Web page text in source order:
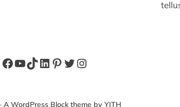
Facebook
YouTube
TikTok
LinkedIn
Pinterest
Twitter
Instagram
A WordPress Block theme by YITH